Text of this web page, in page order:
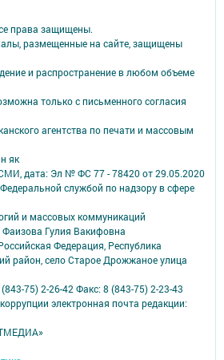
права защищены.
размещенные на сайте, защищены
и распространение в любом объеме
только с письменного согласия
агентства по печати и массовым
як
дата: Эл № ФС 77 - 78420 от 29.05.2020
службой по надзору в сфере
и массовых коммуникаций
Гулия Вакифовна
Федерация, Республика
район, село Старое Дрожжаное улица
75) 2-26-42 Факс: 8 (843-75) 2-23-43
электронная почта редакции: